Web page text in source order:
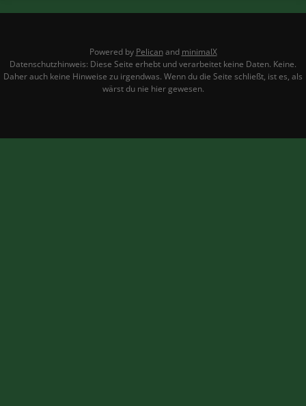
Powered by Pelicanand minimalX
Datenschutzhinweis: Diese Seite erhebt und verarbeitet keine Daten. Keine.
Daher auch keine Hinweise zu irgendwas. Wenn du die Seite schließt, ist es, als
wärst du nie hier gewesen.